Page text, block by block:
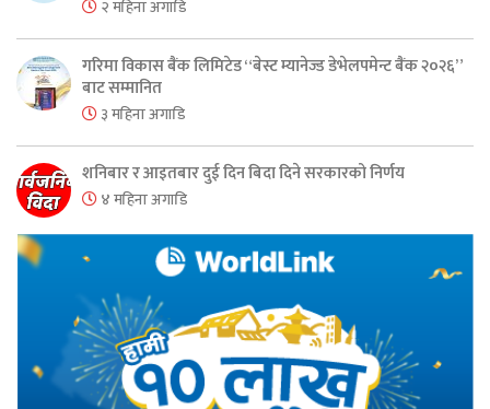
२ महिना अगाडि
गरिमा विकास बैंक लिमिटेड “बेस्ट म्यानेज्ड डेभेलपमेन्ट बैंक २०२६”
बाट सम्मानित
३ महिना अगाडि
शनिबार र आइतबार दुई दिन बिदा दिने सरकारको निर्णय
४ महिना अगाडि